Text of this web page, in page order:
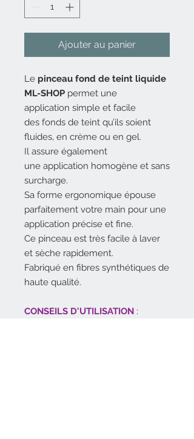
Ajouter au panier
Le pinceau fond de teint liquide
ML-SHOP permet une
application simple et facile
des fonds de teint qu’ils soient
fluides, en crème ou en gel.
Il assure également
une application homogène et sans
surcharge.
Sa forme ergonomique épouse
parfaitement votre main pour une
application précise et fine.
Ce pinceau est très facile à laver
et sèche rapidement.
Fabriqué en fibres synthétiques de
haute qualité.
CONSEILS D'UTILISATION :